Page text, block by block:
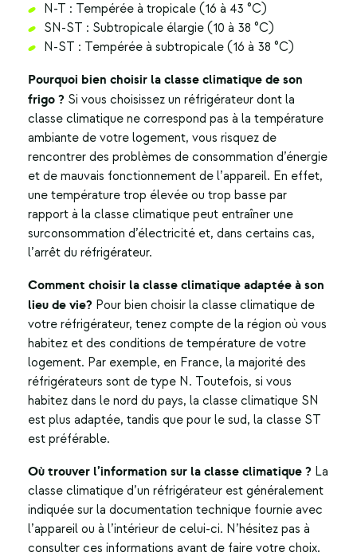
N-T : Tempérée à tropicale (16 à 43 °C)
SN-ST : Subtropicale élargie (10 à 38 °C)
N-ST : Tempérée à subtropicale (16 à 38 °C)
Pourquoi bien choisir la classe climatique de son
frigo ? Si vous choisissez un réfrigérateur dont la
classe climatique ne correspond pas à la température
ambiante de votre logement, vous risquez de
rencontrer des problèmes de consommation d’énergie
et de mauvais fonctionnement de l’appareil. En effet,
une température trop élevée ou trop basse par
rapport à la classe climatique peut entraîner une
surconsommation d’électricité et, dans certains cas,
l’arrêt du réfrigérateur.
Comment choisir la classe climatique adaptée à son
lieu de vie? Pour bien choisir la classe climatique de
votre réfrigérateur, tenez compte de la région où vous
habitez et des conditions de température de votre
logement. Par exemple, en France, la majorité des
réfrigérateurs sont de type N. Toutefois, si vous
habitez dans le nord du pays, la classe climatique SN
est plus adaptée, tandis que pour le sud, la classe ST
est préférable.
Où trouver l’information sur la classe climatique ? La
classe climatique d’un réfrigérateur est généralement
indiquée sur la documentation technique fournie avec
l’appareil ou à l’intérieur de celui-ci. N’hésitez pas à
consulter ces informations avant de faire votre choix.